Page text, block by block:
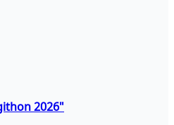
2026"